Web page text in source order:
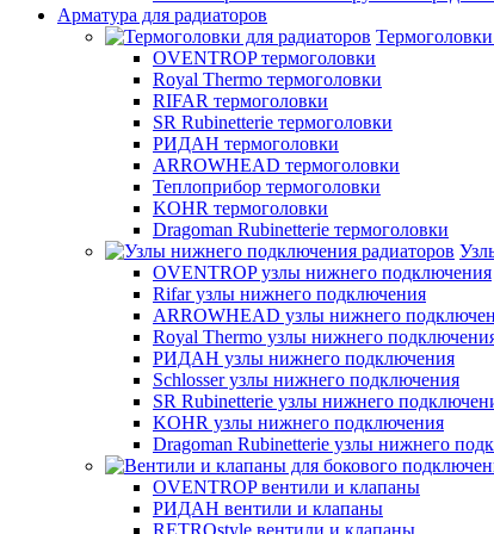
Арматура для радиаторов
OVENTROP термоголовки
Royal Thermo термоголовки
RIFAR термоголовки
SR Rubinetterie термоголовки
РИДАН термоголовки
ARROWHEAD термоголовки
Теплоприбор термоголовки
KOHR термоголовки
Dragoman Rubinetterie термоголовки
OVENTROP узлы нижнего подключения
Rifar узлы нижнего подключения
ARROWHEAD узлы нижнего
Royal Thermo узлы нижнего
РИДАН узлы нижнего подключения
Schlosser узлы нижнего подключения
SR Rubinetterie узлы нижнего
KOHR узлы нижнего подключения
Dragoman Rubinetterie узлы нижнего
OVENTROP вентили и клапаны
РИДАН вентили и клапаны
RETROstyle вентили и клапаны